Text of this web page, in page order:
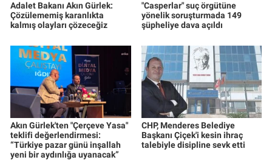
Adalet Bakanı Akın Gürlek:
Çözülememiş karanlıkta
kalmış olayları çözeceğiz
"Casperlar" suç örgütüne
yönelik soruşturmada 149
şüpheliye dava açıldı
Akın Gürlek'ten "Çerçeve Yasa"
teklifi değerlendirmesi:
“Türkiye pazar günü inşallah
yeni bir aydınlığa uyanacak”
CHP, Menderes Belediye
Başkanı Çiçek'i kesin ihraç
talebiyle disipline sevk etti